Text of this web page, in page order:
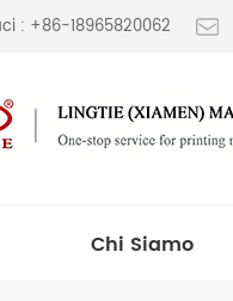
: +86-18965820062
Chi Siamo